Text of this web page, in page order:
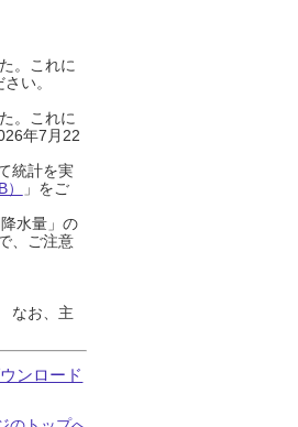
。これに
い。
。これに
年7月22
統計を実
」をご
水量」の
、ご注意
なお、主
ンロード